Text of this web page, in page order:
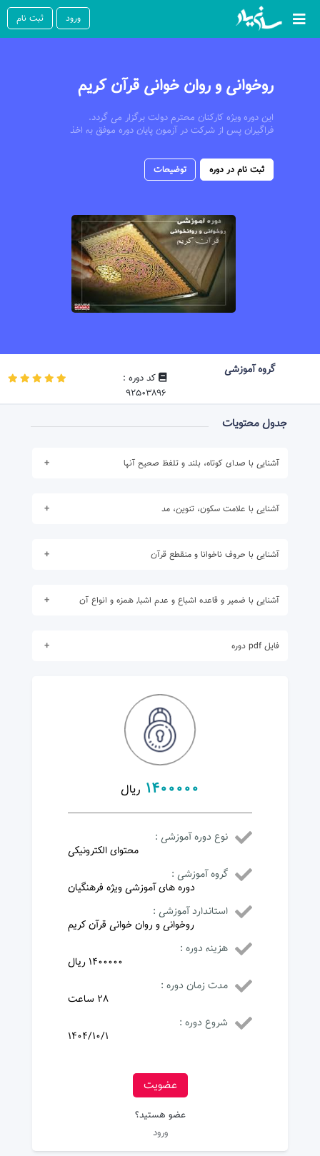
ورود ثبت نام
روخوانی و روان خوانی قرآن کریم
این دوره ویژه کارکنان محترم دولت برگزار می گردد.
فراگیران پس از شرکت در آزمون پایان دوره موفق به اخذ
ثبت نام در دوره توضیحات
گروه آموزشی
کد دوره :
92503896
جدول محتویات
آشنایی با صدای کوتاه، بلند و تلفظ صحیح آنها
در دوره ثبت نام نمایید .
آشنایی با علامت سکون، تنوین، مد
در دوره ثبت نام نمایید .
آشنایی با حروف ناخوانا و منقطع قرآن
در دوره ثبت نام نمایید .
آشنایی با ضمیر و قاعده اشباع و عدم اشبا, همزه و انواع آن
در دوره ثبت نام نمایید .
فایل pdf دوره
در دوره ثبت نام نمایید .
1400000 ریال
نوع دوره آموزشی :
محتوای الکترونیکی
گروه آموزشی :
دوره های آموزشی ویژه فرهنگیان
استاندارد آموزشی :
روخوانی و روان خوانی قرآن کریم
هزینه دوره :
1400000 ریال
مدت زمان دوره :
28 ساعت
شروع دوره :
1404/10/1
عضویت
عضو هستید؟
ورود